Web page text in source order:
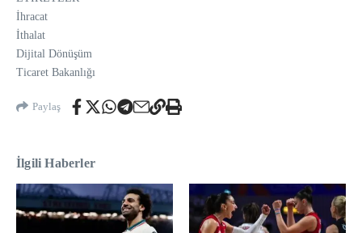
İhracat
İthalat
Dijital Dönüşüm
Ticaret Bakanlığı
Paylaş
İlgili Haberler